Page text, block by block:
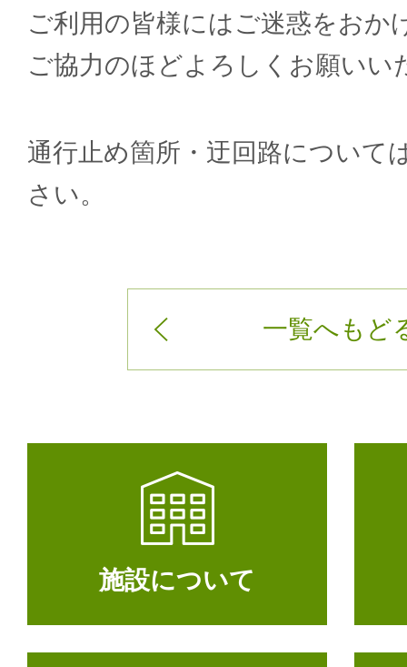
ご利用の皆様にはご迷惑をおか
ご協力のほどよろしくお願いい
通行止め箇所・迂回路について
さい。
一覧へもど
施設について